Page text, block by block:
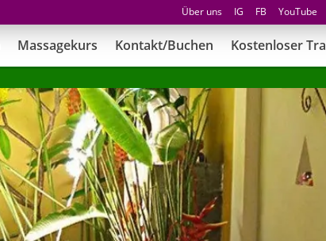
Über uns IG FB YouTube
Massagekurs Kontakt/Buchen Kostenloser